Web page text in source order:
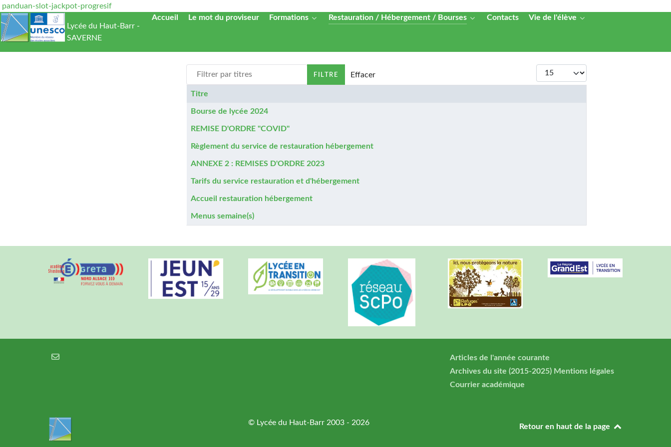
panduan-slot-jackpot-progresif
Lycée du Haut-Barr -
SAVERNE
Accueil Le mot du proviseur Formations Restauration / Hébergement / Bourses Contacts Vie de l'élève
Filtrer par titres
FILTRE Effacer
Afficher #
Articles
Titre
Bourse de lycée 2024
REMISE D'ORDRE "COVID"
Règlement du service de restauration hébergement
ANNEXE 2 : REMISES D'ORDRE 2023
Tarifs du service restauration et d'hébergement
Accueil restauration hébergement
Menus semaine(s)
Articles de l'année courante
Archives du site (2015-2025) Mentions légales
Courrier académique
© Lycée du Haut-Barr 2003 - 2026 Retour en haut de la page